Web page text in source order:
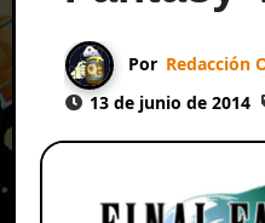
Por Redacción
13 de junio de 2014